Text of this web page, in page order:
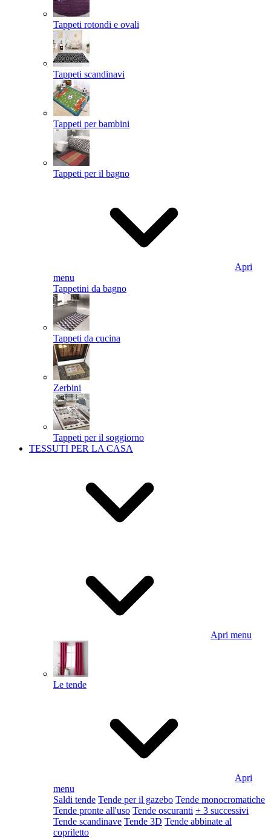
Tappeti rotondi e ovali
Tappeti scandinavi
Tappeti per bambini
Tappeti per il bagno
Apri
menu
Tappetini da bagno
Tappeti da cucina
Zerbini
Tappeti per il soggiorno
TESSUTI PER LA CASA
Apri menu
Le tende
Apri
menu
Saldi tende Tende per il gazebo Tende monocromatiche
Tende pronte all'uso Tende oscuranti + 3 successivi
Tende scandinave Tende 3D Tende abbinate al
copriletto